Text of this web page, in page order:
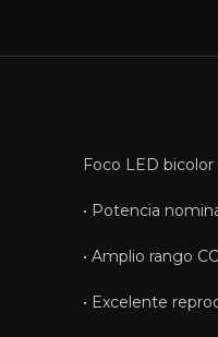
Foco LED
• Potencia
• Amplio rango
• Excelente